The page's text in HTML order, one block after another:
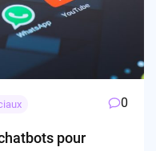
0
pour